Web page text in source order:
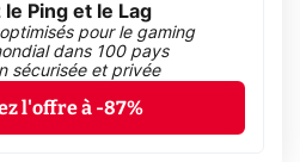
le Ping et le Lag
pour le gaming
dans 100 pays
sécurisée et privée
l'offre à -87%